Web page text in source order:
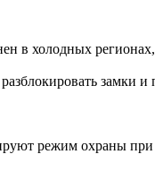
в холодных регионах,
замки и
режим охраны при